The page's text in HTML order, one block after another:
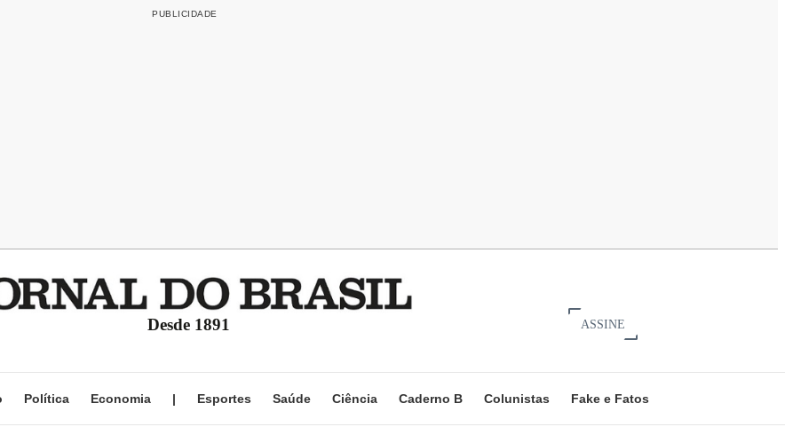
Desde 1891 ASSINE
Política Economia | Esportes Saúde Ciência Caderno B Colunistas Fake e Fatos